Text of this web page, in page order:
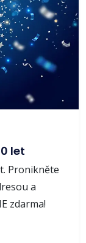
let
Pronikněte
a
zdarma!